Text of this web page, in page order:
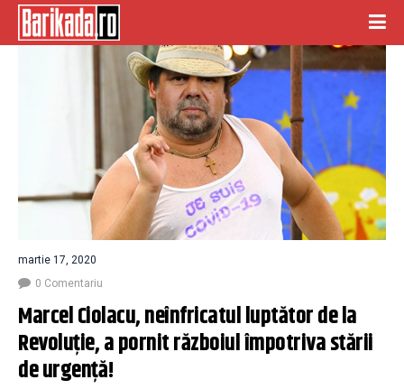
martie 17, 2020
0 Comentariu
Marcel Ciolacu, neînfricatul luptător de la
Revoluție, a pornit războiul împotriva stării
de urgență!